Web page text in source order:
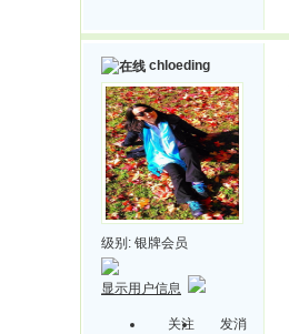
chloeding
级别: 银牌会员
显示用户信息
关注
发消